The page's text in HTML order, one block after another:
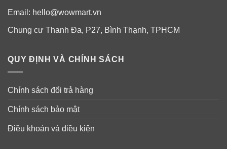
Email: hello@wowmart.vn
Chung cư Thanh Đa, P27, Bình Thạnh, TPHCM
QUY ĐỊNH VÀ CHÍNH SÁCH
Chính sách đổi trả hàng
Chính sách bảo mật
Điều khoản và điều kiện